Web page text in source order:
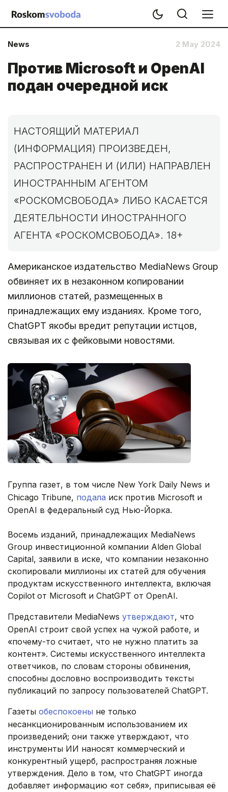
News 2 May 2024
Против Microsoft и OpenAI
подан очередной иск
НАСТОЯЩИЙ МАТЕРИАЛ
(ИНФОРМАЦИЯ) ПРОИЗВЕДЕН,
РАСПРОСТРАНЕН И (ИЛИ) НАПРАВЛЕН
ИНОСТРАННЫМ АГЕНТОМ
«РОСКОМСВОБОДА» ЛИБО КАСАЕТСЯ
ДЕЯТЕЛЬНОСТИ ИНОСТРАННОГО
АГЕНТА «РОСКОМСВОБОДА». 18+
Американское издательство MediaNews Group
обвиняет их в незаконном копировании
миллионов статей, размещенных в
принадлежащих ему изданиях. Кроме того,
ChatGPT якобы вредит репутации истцов,
связывая их с фейковыми новостями.
Группа газет, в том числе New York Daily News и
Chicago Tribune, подала иск против Microsoft и
OpenAI в федеральный суд Нью-Йорка.
Восемь изданий, принадлежащих MediaNews
Group инвестиционной компании Alden Global
Capital, заявили в иске, что компании незаконно
скопировали миллионы их статей для обучения
продуктам искусственного интеллекта, включая
Copilot от Microsoft и ChatGPT от OpenAI.
Представители MediaNews утверждают, что
OpenAI строит свой успех на чужой работе, и
«почему-то считает, что не нужно платить за
контент». Системы искусственного интеллекта
ответчиков, по словам стороны обвинения,
способны дословно воспроизводить тексты
публикаций по запросу пользователей ChatGPT.
Газеты обеспокоены не только
несанкционированным использованием их
произведений; они также утверждают, что
инструменты ИИ наносят коммерческий и
конкурентный ущерб, распространяя ложные
утверждения. Дело в том, что ChatGPT иногда
добавляет информацию «от себя», приписывая её